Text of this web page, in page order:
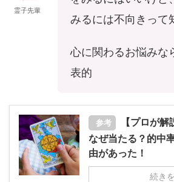
霊子先輩
みるには不向きって
心に関わるお悩みな
表的
参考
【プロが
なぜ当たる？的中
由があった！
続き